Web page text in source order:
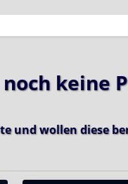
keine
und wollen diese